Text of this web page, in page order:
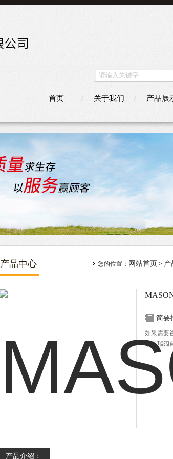
首页 关于我们 产品展
产品中心 您的位置： 网站首页 > 产
简要
如果需要
致电瑞阔
产品介绍：